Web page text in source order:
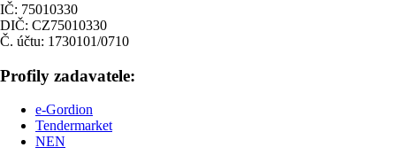
IČ: 75010330
DIČ: CZ75010330
Č. účtu: 1730101/0710
Profily zadavatele:
e-Gordion
Tendermarket
NEN